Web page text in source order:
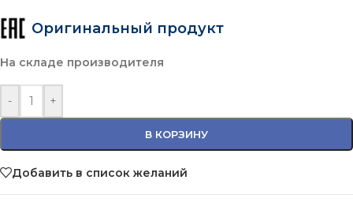
Оригинальный продукт
На складе производителя
- +
В КОРЗИНУ
Добавить в список желаний